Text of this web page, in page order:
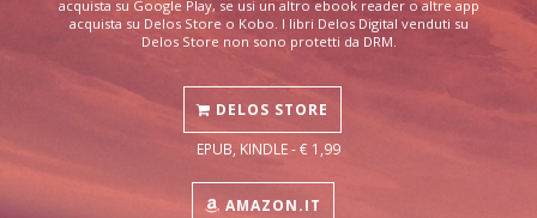
acquista su Google Play, se usi un altro ebook reader o altre app
acquista su Delos Store o Kobo. I libri Delos Digital venduti su
Delos Store non sono protetti da DRM.
DELOS STORE
EPUB, KINDLE - € 1,99
AMAZON.IT